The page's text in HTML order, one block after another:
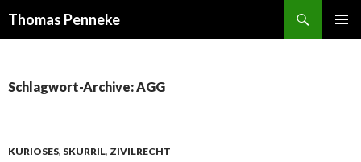
Thomas Penneke
Schlagwort-Archive: AGG
KURIOSES, SKURRIL, ZIVILRECHT